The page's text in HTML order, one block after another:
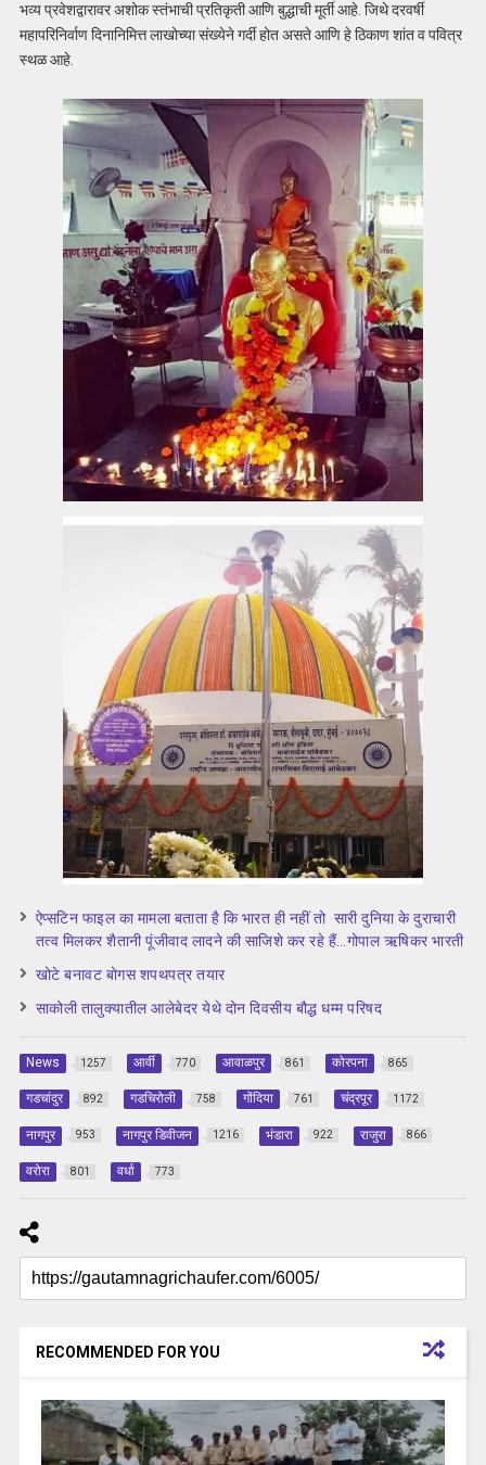
भव्य प्रवेशद्वारावर अशोक स्तंभाची प्रतिकृती आणि बुद्धाची मूर्ती आहे. जिथे दरवर्षी
महापरिनिर्वाण दिनानिमित्त लाखोच्या संख्येने गर्दी होत असते आणि हे ठिकाण शांत व पवित्र
स्थळ आहे.
ऐप्सटिन फाइल का मामला बताता है कि भारत ही नहीं तो सारी दुनिया के दुराचारी
तत्व मिलकर शैतानी पूंजीवाद लादने की साजिशे कर रहे हैं…गोपाल ऋषिकर भारती
खोटे बनावट बोगस शपथपत्र तयार
साकोली तालुक्यातील आलेबेदर येथे दोन दिवसीय बौद्ध धम्म परिषद
News 1257 आर्वी 770 आवाळपुर 861 कोरपना 865
गडचांदुर 892 गडचिरोली 758 गोंदिया 761 चंद्रपूर 1172
नागपुर 953 नागपुर डिवीजन 1216 भंडारा 922 राजुरा 866
वरोरा 801 वर्धा 773
RECOMMENDED FOR YOU